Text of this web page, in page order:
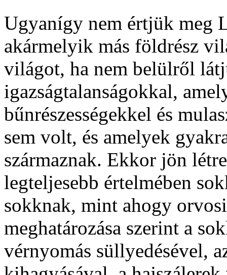
Ugyanígy nem értjük meg
akármelyik más földrész
világot, ha nem belülről
igazságtalanságokkal,
bűnrészességekkel és
sem volt, és amelyek
származnak. Ekkor jön
legteljesebb értelmében
sokknak, mint ahogy
meghatározása szerint a
vérnyomás süllyedésével,